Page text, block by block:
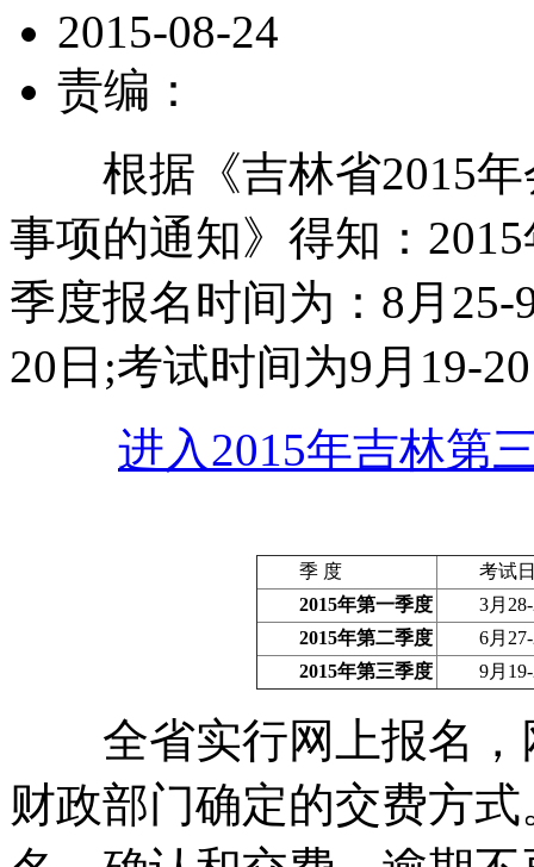
2015-08-24
责编：
根据《吉林省2015年
事项的通知》得知：
季度报名时间为：8月
20日;考试时间为9月19-
进入2015年吉林第
季 度
考试日
2015年第一季度
3月28-
2015年第二季度
6月27-
2015年第三季度
9月19-
全省实行网上报名，
财政部门确定的交费方